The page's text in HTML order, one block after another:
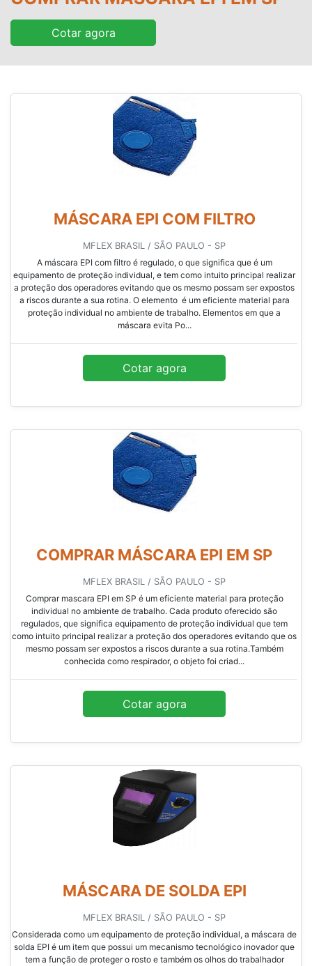
Cotar agora
MÁSCARA EPI COM FILTRO
MFLEX BRASIL / SÃO PAULO - SP
A máscara EPI com filtro é regulado, o que significa que é um
equipamento de proteção individual, e tem como intuito principal realizar
a proteção dos operadores evitando que os mesmo possam ser expostos
a riscos durante a sua rotina. O elemento é um eficiente material para
proteção individual no ambiente de trabalho. Elementos em que a
máscara evita Po...
Cotar agora
COMPRAR MÁSCARA EPI EM SP
MFLEX BRASIL / SÃO PAULO - SP
Comprar mascara EPI em SP é um eficiente material para proteção
individual no ambiente de trabalho. Cada produto oferecido são
regulados, que significa equipamento de proteção individual que tem
como intuito principal realizar a proteção dos operadores evitando que os
mesmo possam ser expostos a riscos durante a sua rotina.Também
conhecida como respirador, o objeto foi criad...
Cotar agora
MÁSCARA DE SOLDA EPI
MFLEX BRASIL / SÃO PAULO - SP
Considerada como um equipamento de proteção individual, a máscara de
solda EPI é um item que possui um mecanismo tecnológico inovador que
tem a função de proteger o rosto e também os olhos do trabalhador